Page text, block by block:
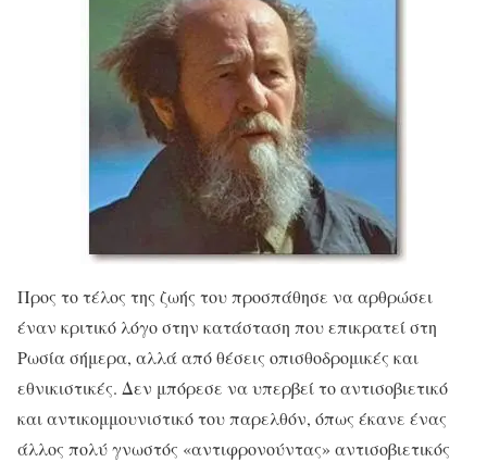
Προς το τέλος της ζωής του προσπάθησε να αρθρώσει
έναν κριτικό λόγο στην κατάσταση που επικρατεί στη
Ρωσία σήμερα, αλλά από θέσεις οπισθοδρομικές και
εθνικιστικές. Δεν μπόρεσε να υπερβεί το αντισοβιετικό
και αντικομμουνιστικό του παρελθόν, όπως έκανε ένας
άλλος πολύ γνωστός «αντιφρονούντας» αντισοβιετικός